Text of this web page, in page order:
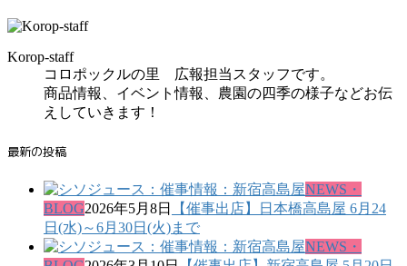
Korop-staff
コロポックルの里 広報担当スタッフです。
商品情報、イベント情報、農園の四季の様子などお伝
えしていきます！
最新の投稿
NEWS・
BLOG2026年5月8日
【催事出店】日本橋高島屋 6月24
日(水)～6月30日(火)まで
NEWS・